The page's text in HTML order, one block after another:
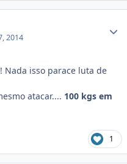
2014
Nada isso parace luta de
atacar.... 100 kgs em
1